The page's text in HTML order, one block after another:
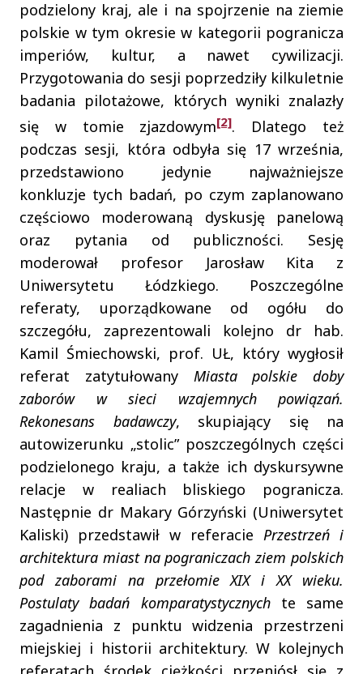
podzielony kraj, ale i na spojrzenie na ziemie
polskie w tym okresie w kategorii pogranicza
imperiów, kultur, a nawet cywilizacji.
Przygotowania do sesji poprzedziły kilkuletnie
badania pilotażowe, których wyniki znalazły
się w tomie zjazdowym[2]. Dlatego też
podczas sesji, która odbyła się 17 września,
przedstawiono jedynie najważniejsze
konkluzje tych badań, po czym zaplanowano
częściowo moderowaną dyskusję panelową
oraz pytania od publiczności. Sesję
moderował profesor Jarosław Kita z
Uniwersytetu Łódzkiego. Poszczególne
referaty, uporządkowane od ogółu do
szczegółu, zaprezentowali kolejno dr hab.
Kamil Śmiechowski, prof. UŁ, który wygłosił
referat zatytułowany Miasta polskie doby
zaborów w sieci wzajemnych powiązań.
Rekonesans badawczy, skupiający się na
autowizerunku „stolic” poszczególnych części
podzielonego kraju, a także ich dyskursywne
relacje w realiach bliskiego pogranicza.
Następnie dr Makary Górzyński (Uniwersytet
Kaliski) przedstawił w referacie Przestrzeń i
architektura miast na pograniczach ziem polskich
pod zaborami na przełomie XIX i XX wieku.
Postulaty badań komparatystycznychte same
zagadnienia z punktu widzenia przestrzeni
miejskiej i historii architektury. W kolejnych